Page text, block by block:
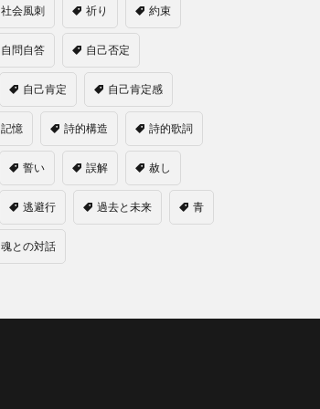
社会風刺 祈り 約束
自問自答 自己否定
自己肯定 自己肯定感
記憶 詩的構造 詩的歌詞
誓い 誤解 赦し
逃避行 過去と未来 青
魂との対話